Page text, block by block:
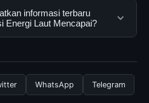
mengunjungi situs
yang tersedia.
Laut Mencapai dapat
semua pengguna. Tidak ada
yang diperlukan
informasi terbaru
Energi Laut Mencapai?
kami secara berkala. Kami
dengan informasi terkini dan
WhatsApp Telegram